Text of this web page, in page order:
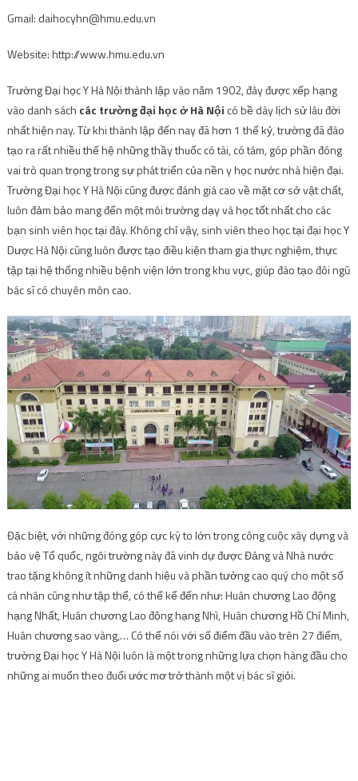
Gmail: daihocyhn@hmu.edu.vn
Website: http://www.hmu.edu.vn
Trường Đại học Y Hà Nội thành lập vào năm 1902, đây được xếp hạng
vào danh sách các trường đại học ở Hà Nội có bề dày lịch sử lâu đời
nhất hiện nay. Từ khi thành lập đến nay đã hơn 1 thế kỷ, trường đã đào
tạo ra rất nhiều thế hệ những thầy thuốc có tài, có tâm, góp phần đóng
vai trò quan trọng trong sự phát triển của nền y học nước nhà hiện đại.
Trường Đại học Y Hà Nội cũng được đánh giá cao về mặt cơ sở vật chất,
luôn đảm bảo mang đến một môi trường dạy và học tốt nhất cho các
bạn sinh viên học tại đây. Không chỉ vậy, sinh viên theo học tại đại học Y
Dược Hà Nội cũng luôn được tạo điều kiện tham gia thực nghiệm, thực
tập tại hệ thống nhiều bệnh viện lớn trong khu vực, giúp đào tạo đôi ngũ
bác sĩ có chuyên môn cao.
Đặc biệt, với những đóng góp cực kỳ to lớn trong công cuộc xây dựng và
bảo vệ Tổ quốc, ngôi trường này đã vinh dự được Đảng và Nhà nước
trao tặng không ít những danh hiệu và phần tưởng cao quý cho một số
cá nhân cũng như tập thể, có thể kể đến như: Huân chương Lao động
hạng Nhất, Huân chương Lao động hạng Nhì, Huân chương Hồ Chí Minh,
Huân chương sao vàng,… Có thể nói với số điểm đầu vào trên 27 điểm,
trường Đại học Y Hà Nội luôn là một trong những lựa chọn hàng đầu cho
những ai muốn theo đuổi ước mơ trở thành một vị bác sĩ giỏi.